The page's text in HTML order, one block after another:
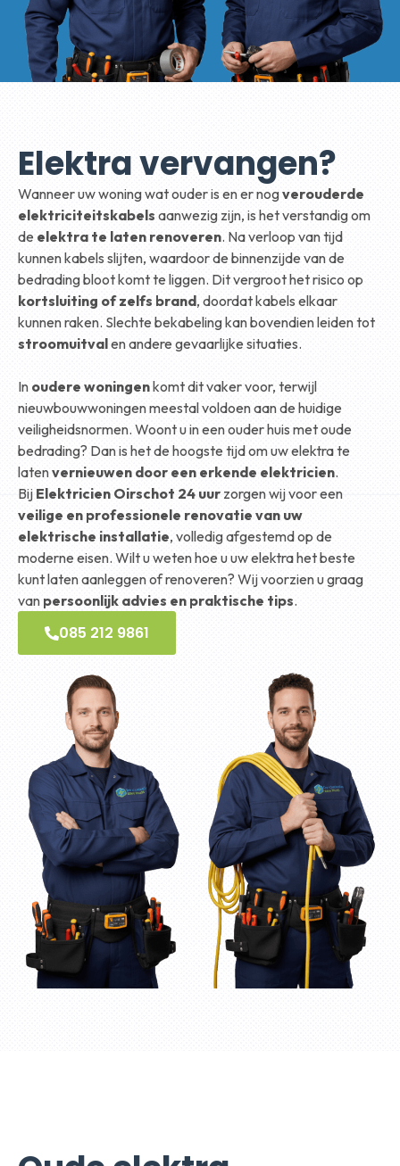
Elektra vervangen?
Wanneer uw woning wat ouder is en er nogverouderde
elektriciteitskabels aanwezig zijn, is het verstandig om
de elektra te laten renoveren. Na verloop van tijd
kunnen kabels slijten, waardoor de binnenzijde van de
bedrading bloot komt te liggen. Dit vergroot het risico op
kortsluiting of zelfs brand, doordat kabels elkaar
kunnen raken. Slechte bekabeling kan bovendien leiden tot
stroomuitvalen andere gevaarlijke situaties.
In oudere woningenkomt dit vaker voor, terwijl
nieuwbouwwoningen meestal voldoen aan de huidige
veiligheidsnormen. Woont u in een ouder huis met oude
bedrading? Dan is het de hoogste tijd om uw elektra te
latenvernieuwen door een erkende elektricien.
Bij Elektricien Oirschot 24 uur zorgen wij voor een
veilige en professionele renovatie van uw
elektrische installatie, volledig afgestemd op de
moderne eisen. Wilt u weten hoe u uw elektra het beste
kunt laten aanleggen of renoveren? Wij voorzien u graag
van persoonlijk advies en praktische tips.
085 212 9861